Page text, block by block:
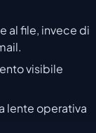
al file, invece di
visibile
lente operativa